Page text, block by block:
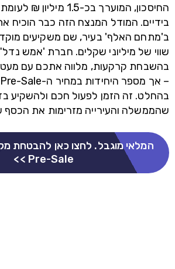
החיסכון, המוערך בכ-1.5
בידיים. המודל המנצח הזה כבר הוכיח
ב'מתחם האלף' בעיר, שם משקיעים
שווי של מיליוני שקלים. חברת 'אמש
בהשבחת קרקעות, מלווה אתכם עם
בהחלט. זה הזמן לפעול חכם ולהשקיע
שהממשלה והעירייה מזרימות את הכסף
המלאי מוגבל. לחצו כאן להבטחת
Pre-Sale >>